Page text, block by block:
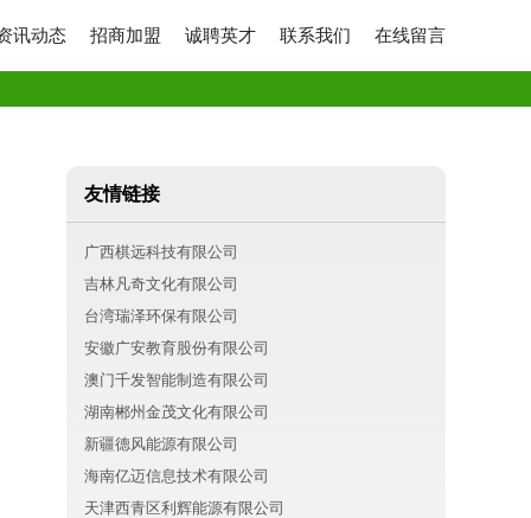
讯动态 招商加盟 诚聘英才 联系我们 在线留言
友情链接
广西棋远科技有限公司
吉林凡奇文化有限公司
台湾瑞泽环保有限公司
安徽广安教育股份有限公司
澳门千发智能制造有限公司
湖南郴州金茂文化有限公司
新疆德风能源有限公司
海南亿迈信息技术有限公司
天津西青区利辉能源有限公司